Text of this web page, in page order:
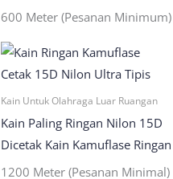
600 Meter (Pesanan Minimum)
Kain Untuk Olahraga Luar Ruangan
Kain Paling Ringan Nilon 15D
Dicetak Kain Kamuflase Ringan
1200 Meter (Pesanan Minimal)